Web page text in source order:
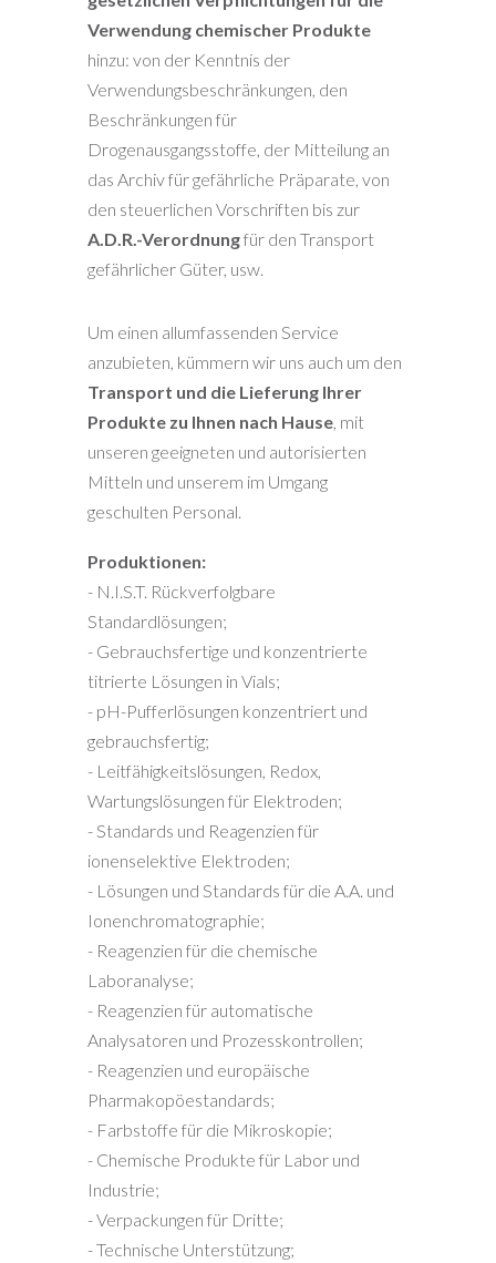
Verwendung chemischer Produkte
hinzu: von der Kenntnis der
Verwendungsbeschränkungen, den
Beschränkungen für
Drogenausgangsstoffe, der Mitteilung an
das Archiv für gefährliche Präparate, von
den steuerlichen Vorschriften bis zur
A.D.R.-Verordnungfür den Transport
gefährlicher Güter, usw.
Um einen allumfassenden Service
anzubieten, kümmern wir uns auch um den
Transport und die Lieferung Ihrer
Produkte zu Ihnen nach Hause, mit
unseren geeigneten und autorisierten
Mitteln und unserem im Umgang
geschulten Personal.
Produktionen:
- N.I.S.T. Rückverfolgbare
Standardlösungen;
- Gebrauchsfertige und konzentrierte
titrierte Lösungen in Vials;
- pH-Pufferlösungen konzentriert und
gebrauchsfertig;
- Leitfähigkeitslösungen, Redox,
Wartungslösungen für Elektroden;
- Standards und Reagenzien für
ionenselektive Elektroden;
- Lösungen und Standards für die A.A. und
Ionenchromatographie;
- Reagenzien für die chemische
Laboranalyse;
- Reagenzien für automatische
Analysatoren und Prozesskontrollen;
- Reagenzien und europäische
Pharmakopöestandards;
- Farbstoffe für die Mikroskopie;
- Chemische Produkte für Labor und
Industrie;
- Verpackungen für Dritte;
- Technische Unterstützung;